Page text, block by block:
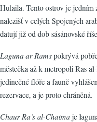
Hulaila. Tento ostrov je jedním
nalezišť v celých Spojených
datují již od dob sásánovské
Laguna ar Ramspokrývá
městečka až k metropoli Ras
jedinečné flóře a fauně
rezervace, a je proto chráněná.
Chaur Ra’s al-Chaimaje